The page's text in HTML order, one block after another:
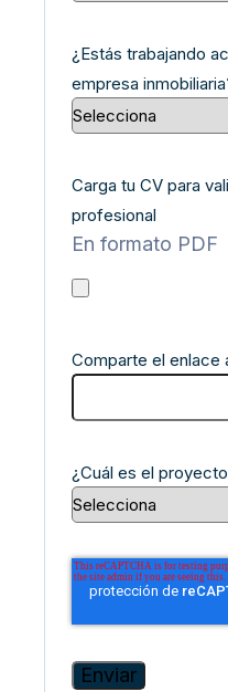
¿Estás trabajando
empresa
Carga tu CV para
profesional
En formato PDF
Comparte el enlace
¿Cuál es el